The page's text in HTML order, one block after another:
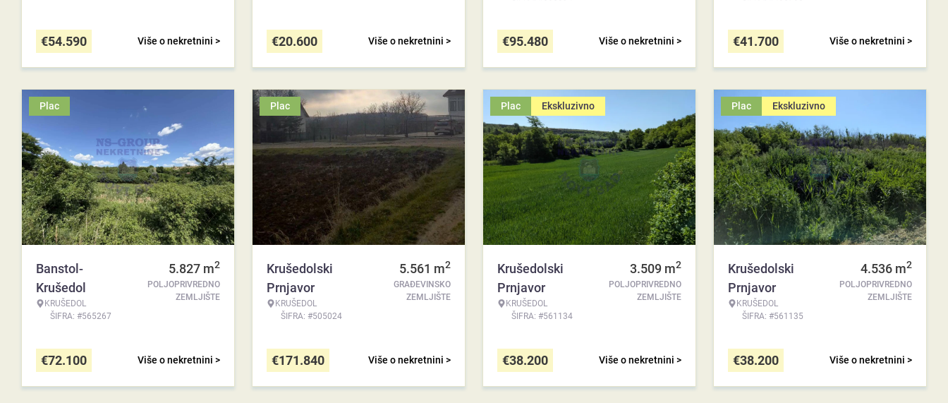
Više o nekretnini >
€54.590 Više o nekretnini >
€20.600 Više o nekretnini >
€95.480 Više o nekretnini >
€41.700
Plac
Banstol-
Krušedol
KRUŠEDOL
ŠIFRA: #565267
5.827 m2
POLJOPRIVREDNO
ZEMLJIŠTE
Više o nekretnini >
€72.100
Plac
Krušedolski
Prnjavor
KRUŠEDOL
ŠIFRA: #505024
5.561 m2
GRAĐEVINSKO
ZEMLJIŠTE
Više o nekretnini >
€171.840
Plac Ekskluzivno
Krušedolski
Prnjavor
KRUŠEDOL
ŠIFRA: #561134
3.509 m2
POLJOPRIVREDNO
ZEMLJIŠTE
Više o nekretnini >
€38.200
Plac Ekskluzivno
Krušedolski
Prnjavor
KRUŠEDOL
ŠIFRA: #561135
4.536 m2
POLJOPRIVREDNO
ZEMLJIŠTE
Više o nekretnini >
€38.200